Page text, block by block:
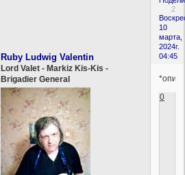
2
10
марта,
2024г.
04:45
Ruby Ludwig Valentin
Lord Valet - Markiz Kis-Kis -
Brigadier General
0